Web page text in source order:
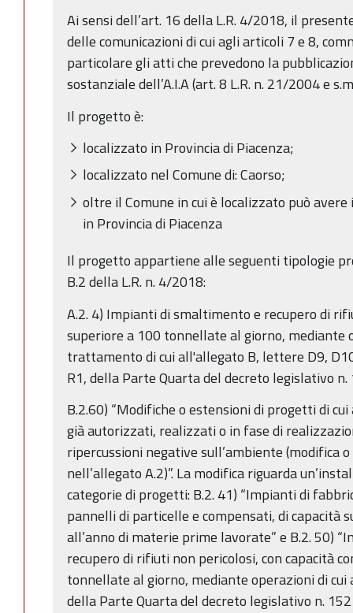
Ai sensi dell’art. 16 della L.R. 4/2018, il
delle comunicazioni di cui agli articoli 7 e 8,
particolare gli atti che prevedono la
sostanziale dell’A.I.A (art. 8 L.R. n. 21/2004 e
Il progetto è:
localizzato in Provincia di Piacenza;
localizzato nel Comune di: Caorso;
oltre il Comune in cui è localizzato può
in Provincia di Piacenza
Il progetto appartiene alle seguenti tipologie
B.2 della L.R. n. 4/2018:
A.2. 4) Impianti di smaltimento e recupero di
superiore a 100 tonnellate al giorno, mediante
trattamento di cui all'allegato B, lettere D9,
R1, della Parte Quarta del decreto legislativo
B.2.60) “Modifiche o estensioni di progetti di
già autorizzati, realizzati o in fase di
ripercussioni negative sull’ambiente (modifica
nell’allegato A.2)”. La modifica riguarda
categorie di progetti: B.2. 41) “Impianti di
pannelli di particelle e compensati, di capacità
all’anno di materie prime lavorate” e B.2. 50)
recupero di rifiuti non pericolosi, con capacità
tonnellate al giorno, mediante operazioni di
della Parte Quarta del decreto legislativo n. 152